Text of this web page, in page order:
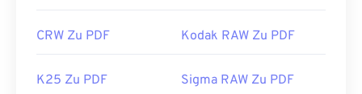
CRW Zu PDF Kodak RAW Zu PDF
K25 Zu PDF Sigma RAW Zu PDF